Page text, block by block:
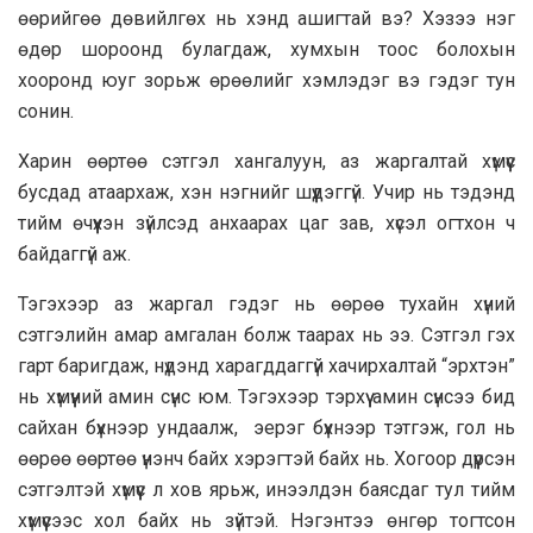
өөрийгөө дөвийлгөх нь хэнд ашигтай вэ? Хэзээ нэг
өдөр шороонд булагдаж, хумхын тоос болохын
хооронд юуг зорьж өрөөлийг хэмлэдэг вэ гэдэг тун
сонин.
Харин өөртөө сэтгэл хангалуун, аз жаргалтай хүмүүс
бусдад атаархаж, хэн нэгнийг шүүдэггүй. Учир нь тэдэнд
тийм өчүүхэн зүйлсэд анхаарах цаг зав, хүсэл огтхон ч
байдаггүй аж.
Тэгэхээр аз жаргал гэдэг нь өөрөө тухайн хүний
сэтгэлийн амар амгалан болж таарах нь ээ. Сэтгэл гэх
гарт баригдаж, нүдэнд харагддаггүй хачирхалтай “эрхтэн”
нь хүмүүний амин сүнс юм. Тэгэхээр тэрхүү амин сүнсээ бид
сайхан бүхнээр ундаалж, эерэг бүхнээр тэтгэж, гол нь
өөрөө өөртөө үнэнч байх хэрэгтэй байх нь. Хогоор дүүрсэн
сэтгэлтэй хүмүүс л хов ярьж, инээлдэн баясдаг тул тийм
хүмүүсээс хол байх нь зүйтэй. Нэгэнтээ өнгөр тогтсон